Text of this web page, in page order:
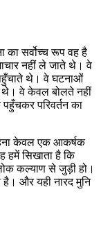
का सर्वोच्च रूप वह है
नहीं ले जाते थे। वे
थे। वे घटनाओं
थे। वे केवल बोलते नहीं
परिवर्तन का
केवल एक आकर्षक
सिखाता है कि
कल्याण से जुड़ी हो।
है। और यही नारद मुनि